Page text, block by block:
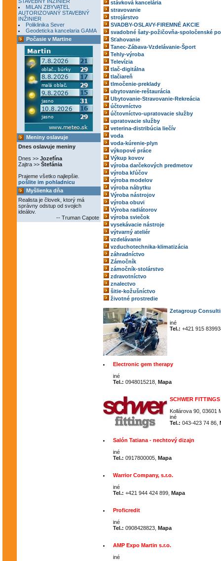
MILAN ZBYVATEL
AUTORIZOVANÝ STAVEBNÝ
INŽINIER
Poliklinika Sever
Geodeticka kancelaria GAMA
Počasie v Martine
Meniny oslavuje
Dnes oslavuje meniny
Dnes >> Jozefína
Zajtra >> Štefánia
Prajeme všetko najlepšie.
pošlite im pohladnicu
Myšlienka dňa
Realista je človek, ktorý má
správny odstup od svojich
ideálov.
-- Truman Capote
stávková kancelária
stravovanie
strojárstvo
SVADBY-OSLAVY-FIREMNÉ AKCIE
svadobné šaty-požičovňa-spoločenské
Sťahovanie
Tanec-Zábava-Vzdelávanie-Šport
Tehly-výroba
Televízia
tlač-digitálna
tlačiareň
tlmočenie-preklady
ubytovanie-reštaurácia
Ubytovanie-Stravovanie-Rekreácia
účtovníctvo
účtovníctvo-upratovacie služby
upratovacie služby
veterina-distribúcia liečív
voda
voda-kúrenie-plyn
výkopové práce
Výkup kovov
výroba darčekových predmetov
výroba kľúčov
výroba modelov
výroba nábytku
Výroba nástrojov
výroba obuvi
Výroba radiátorov
výroba sviečok
vysekávacie nástroje
výtvarný ateliér
vzdelávanie
vzduchotechnika-klimatizácia
záhradníctvo
Zámočník
zámočník-stolárstvo
zdravotníctvo
znalectvo
šitie-kožušníctvo
životné prostredie
Zetagroup
iné
Tel.: +421 915
Electronic gem therapy
iné
Tel.: 0948015218, Mapa
SCHWER
Kollárova 90, 03601
iné
Tel.: 043-423 74 86,
Salón Tatiana - nechtový dizajn
iné
Tel.: 0917800005, Mapa
Warrior Company, s.r.o.
iné
Tel.: +421 944 424 899, Mapa
Proficredit
iné
Tel.: 0908428823, Mapa
AMP Expo Martin s.r.o.
iné